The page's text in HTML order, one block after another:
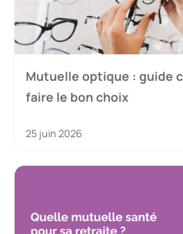
Mutuelle optique : guide
faire le bon choix
25 juin 2026